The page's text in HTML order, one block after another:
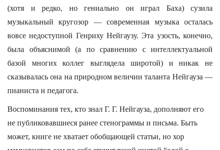
(хотя и редко, но гениально он играл Баха) сузила
музыкальный кругозор — современная музыка осталась
вовсе недоступной Генриху Нейгаузу. Эта узость, конечно,
была объяснимой (а по сравнению с интеллектуальной
базой многих коллег выглядела широтой) и никак не
сказывалась она на природном величии таланта Нейгауза —
пианиста и педагога.
Воспоминания тех, кто знал Г. Г. Нейгауза, дополняют его
не публиковавшиеся ранее стенограммы и письма. Быть
может, книге не хватает обобщающей статьи, но хор